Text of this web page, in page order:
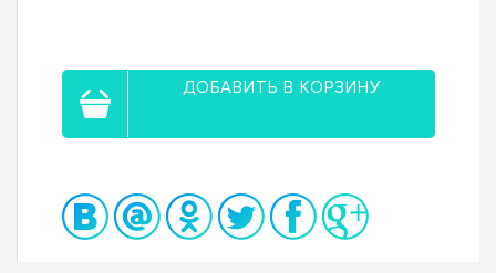
ДОБАВИТЬ В КОРЗИНУ